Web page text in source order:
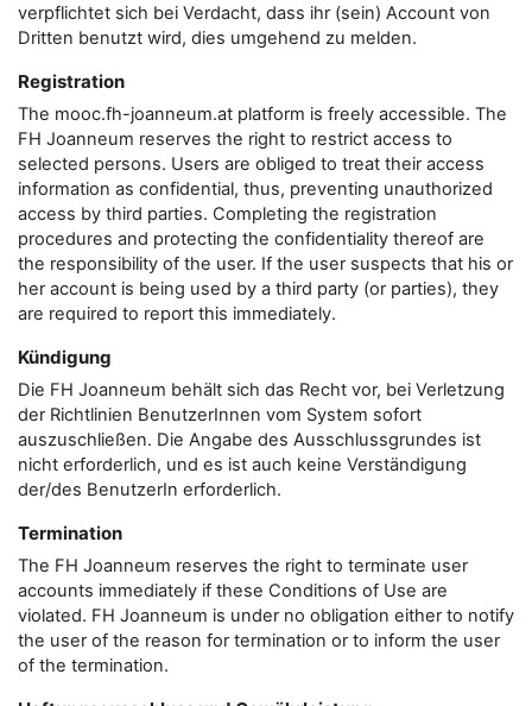
verpflichtet sich bei Verdacht, dass ihr (sein) Account von
Dritten benutzt wird, dies umgehend zu melden.
Registration
The mooc.fh-joanneum.at platform is freely accessible. The
FH Joanneum reserves the right to restrict access to
selected persons. Users are obliged to treat their access
information as confidential, thus, preventing unauthorized
access by third parties. Completing the registration
procedures and protecting the confidentiality thereof are
the responsibility of the user. If the user suspects that his or
her account is being used by a third party (or parties), they
are required to report this immediately.
Kündigung
Die FH Joanneum behält sich das Recht vor, bei Verletzung
der Richtlinien BenutzerInnen vom System sofort
auszuschließen. Die Angabe des Ausschlussgrundes ist
nicht erforderlich, und es ist auch keine Verständigung
der/des BenutzerIn erforderlich.
Termination
The FH Joanneum reserves the right to terminate user
accounts immediately if these Conditions of Use are
violated. FH Joanneum is under no obligation either to notify
the user of the reason for termination or to inform the user
of the termination.